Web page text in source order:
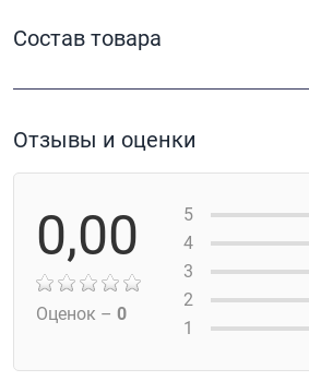
Состав товара
Отзывы и оценки
0,00
Оценок – 0
5
4
3
2
1